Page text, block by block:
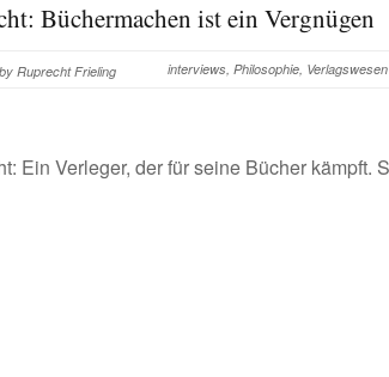
Büchermachen ist ein Vergnügen
by Ruprecht Frieling interviews, Philosophie, Verlagswesen